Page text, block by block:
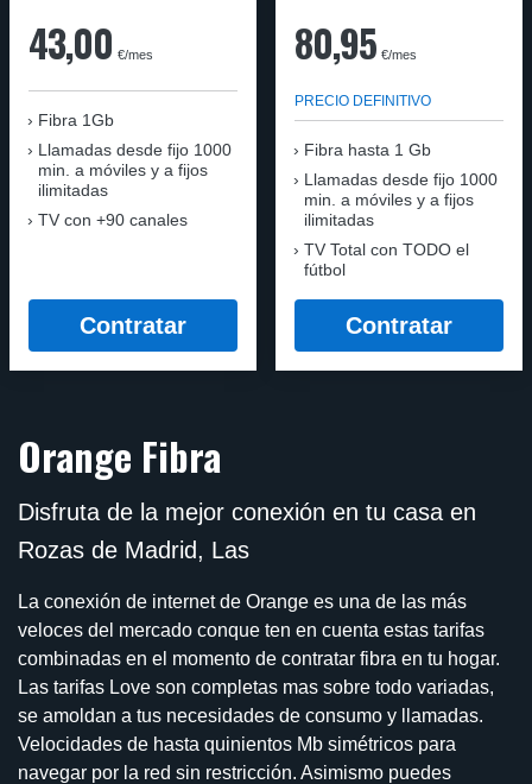
43,00 €/mes
Fibra 1Gb
Llamadas desde fijo 1000
min. a móviles y a fijos
ilimitadas
TV con +90 canales
Contratar
80,95 €/mes
PRECIO DEFINITIVO
Fibra hasta 1 Gb
Llamadas desde fijo 1000
min. a móviles y a fijos
ilimitadas
TV Total con TODO el
fútbol
Contratar
Orange Fibra
Disfruta de la mejor conexión en tu casa en
Rozas de Madrid, Las
La conexión de internet de Orange es una de las más
veloces del mercado conque ten en cuenta estas tarifas
combinadas en el momento de contratar fibra en tu hogar.
Las tarifas Love son completas mas sobre todo variadas,
se amoldan a tus necesidades de consumo y llamadas.
Velocidades de hasta quinientos Mb simétricos para
navegar por la red sin restricción. Asimismo puedes